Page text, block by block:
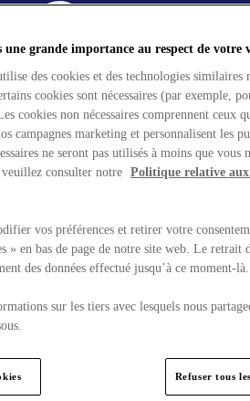
une grande importance au respect de votre
des cookies et des technologies
cookies sont nécessaires (par exemple,
cookies non nécessaires comprennent ceux
campagnes marketing et personnalisent les
ne seront pas utilisés à moins que vous
consulter notre Politique relative aux
vos préférences et retirer votre
» en bas de page de notre site web. Le retrait
des données effectué jusqu’à ce moment-là.
sur les tiers avec lesquels nous
Refuser tous